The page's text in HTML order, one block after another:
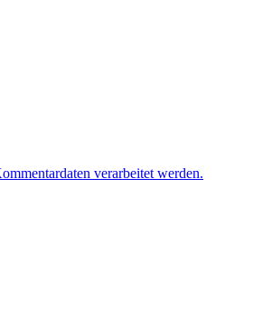
verarbeitet werden.